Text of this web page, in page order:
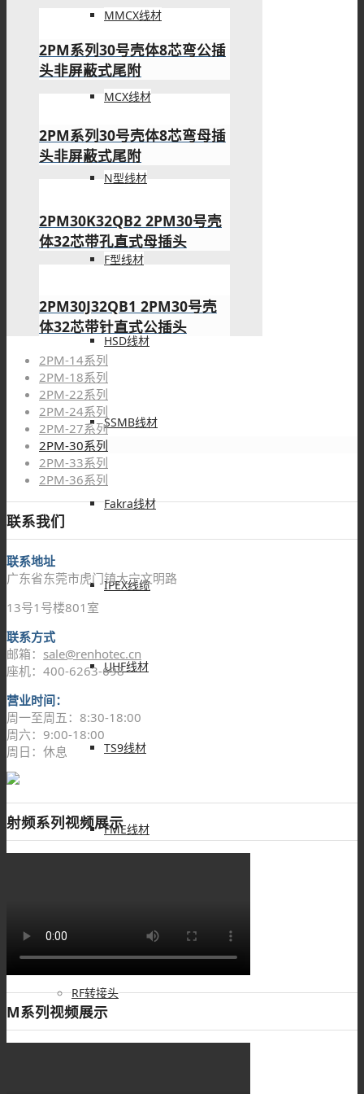
MMCX线材
MCX线材
N型线材
F型线材
HSD线材
SSMB线材
Fakra线材
IPEX线缆
UHF线材
TS9线材
FME线材
RF转接头
2PM系列30号壳体8芯弯公插
头非屏蔽式尾附
2PM系列30号壳体8芯弯母插
头非屏蔽式尾附
2PM30K32QB2 2PM30号壳
体32芯带孔直式母插头
2PM30J32QB1 2PM30号壳
体32芯带针直式公插头
2PM-14系列
2PM-18系列
2PM-22系列
2PM-24系列
2PM-27系列
2PM-30系列
2PM-33系列
2PM-36系列
联系我们
联系地址
广东省东莞市虎门镇大宁文明路
13号1号楼801室
联系方式
邮箱： sale@renhotec.cn
座机：400-6263-698
营业时间：
周一至周五：8:30-18:00
周六：9:00-18:00
周日：休息
射频系列视频展示
M系列视频展示